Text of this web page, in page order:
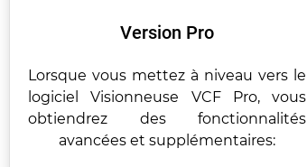
Version Pro
Lorsque vous mettez à niveau vers le
logiciel Visionneuse VCF Pro, vous
obtiendrez des fonctionnalités
avancées et supplémentaires: